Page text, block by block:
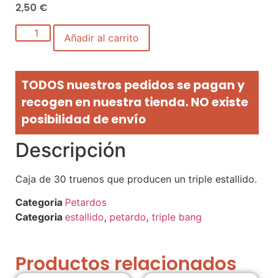
2,50 €
Añadir al carrito
TODOS nuestros pedidos se pagan y
recogen en nuestra tienda. NO existe
posibilidad de envío
Descripción
Caja de 30 truenos que producen un triple estallido.
Petardos
estallido, petardo, triple bang
Productos relacionados